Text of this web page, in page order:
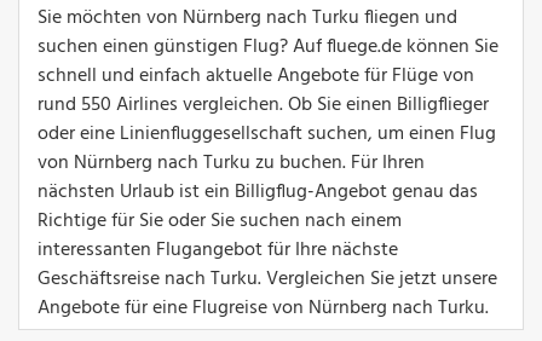
Sie möchten von Nürnberg nach Turku fliegen und
suchen einen günstigen Flug? Auf fluege.de können Sie
schnell und einfach aktuelle Angebote für Flüge von
rund 550 Airlines vergleichen. Ob Sie einen Billigflieger
oder eine Linienfluggesellschaft suchen, um einen Flug
von Nürnberg nach Turku zu buchen. Für Ihren
nächsten Urlaub ist ein Billigflug-Angebot genau das
Richtige für Sie oder Sie suchen nach einem
interessanten Flugangebot für Ihre nächste
Geschäftsreise nach Turku. Vergleichen Sie jetzt unsere
Angebote für eine Flugreise von Nürnberg nach Turku.